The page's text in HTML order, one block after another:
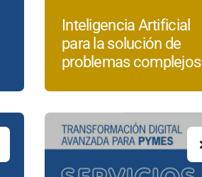
Inteligencia Artificial
para la solución de
problemas complejos